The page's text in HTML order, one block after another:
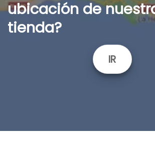
ubicación de
tienda?
IR